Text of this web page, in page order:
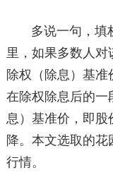
多说一句，填
里，如果多数人
除权（除息）基
在除权除息后的一
息）基准价，即股
降。本文选取的
行情。